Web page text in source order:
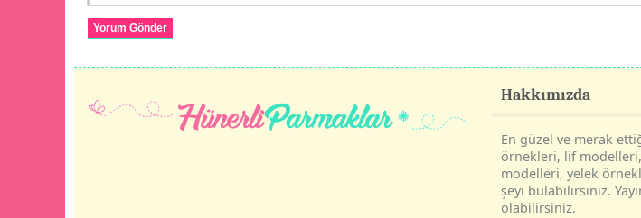
Yorum Gönder
Hakkımızda
En güzel ve merak
örnekleri, lif
modelleri, yelek
şeyi bulabilirsiniz.
olabilirsiniz.